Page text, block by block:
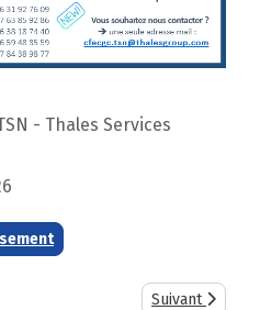
- Thales Services
/ INTERESSEMENT : Choix
Article suivant
Suivant